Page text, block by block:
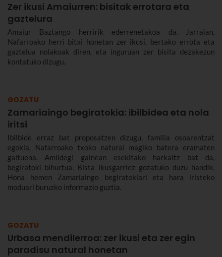
Zer ikusi Amaiurren: bisitak errotara eta
gaztelura
Amaiur Baztango herririk ederrenetakoa da. Jarraian,
Nafarroako herri bitxi honetan zer ikusi, bertako errota eta
gaztelua nolakoak diren, eta inguruan zer bisita dezakezun
kontatuko dizugu.
GOZATU
Zamariaingo begiratokia: ibilbidea eta nola
iritsi
Ibilbide erraz bat proposatzen dizugu, familia osoarentzat
egokia, Nafarroako txoko natural magiko batera eramaten
gaituena. Amildegi gainean esekitako harkaitz bat da,
begiratoki bihurtua. Bista ikusgarriez gozatuko duzu handik.
Hona hemen Zamariaingo begiratokiari eta hara iristeko
moduari buruzko informazio guztia.
GOZATU
Urbasa mendilerroa: zer ikusi eta zer egin
paradisu natural honetan